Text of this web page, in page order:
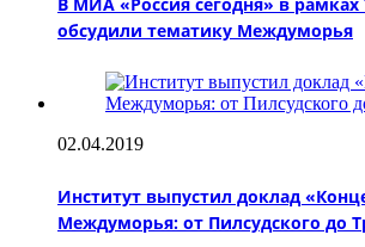
обсудили тематику Междуморья
02.04.2019
Институт выпустил доклад
Междуморья: от Пилсудского до